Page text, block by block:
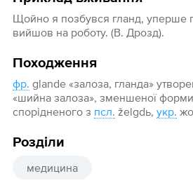
Щойно я позбувся гланд, уперше
вийшов на роботу. (В. Дрозд).
Походження
фр. glande «залоза, гланда»
«шийна залоза», зменшеної форми
спорідненого з псл. želgdь, укр.
Розділи
медицина